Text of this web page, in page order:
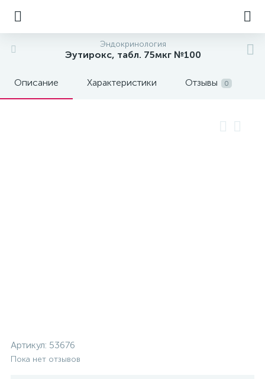
Эндокринология
Эутирокс, табл. 75мкг №100
Описание Характеристики Отзывы 0
Артикул: 53676
Пока нет отзывов